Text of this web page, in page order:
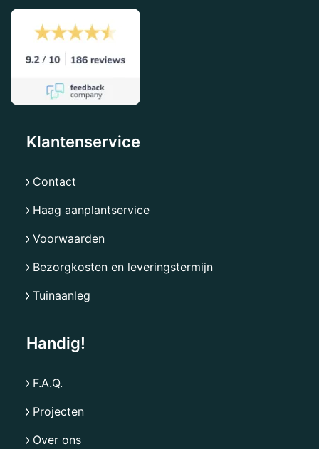
Klantenservice
Contact
Haag aanplantservice
Voorwaarden
Bezorgkosten en leveringstermijn
Tuinaanleg
Handig!
F.A.Q.
Projecten
Over ons